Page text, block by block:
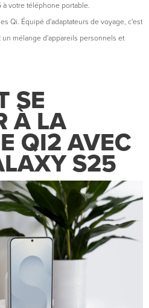
votre téléphone portable.
Qi. Équipé d'adaptateurs de voyage, c'est
mélange d'appareils personnels et
SE
À LA
QI2AVEC
S25